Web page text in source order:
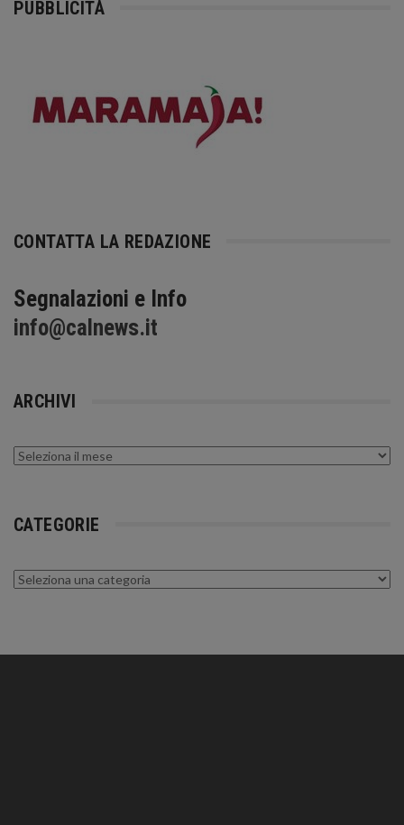
PUBBLICITÀ
CONTATTA LA REDAZIONE
Segnalazioni e Info
info@calnews.it
ARCHIVI
Archivi
CATEGORIE
Categorie